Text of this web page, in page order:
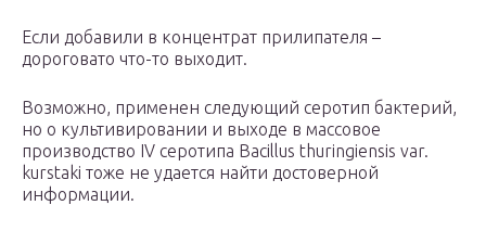
Если добавили в концентрат прилипателя –
дороговато что-то выходит.
Возможно, применен следующий серотип бактерий,
но о культивировании и выходе в массовое
производство IV серотипа Bacillus thuringiensis var.
kurstaki тоже не удается найти достоверной
информации.